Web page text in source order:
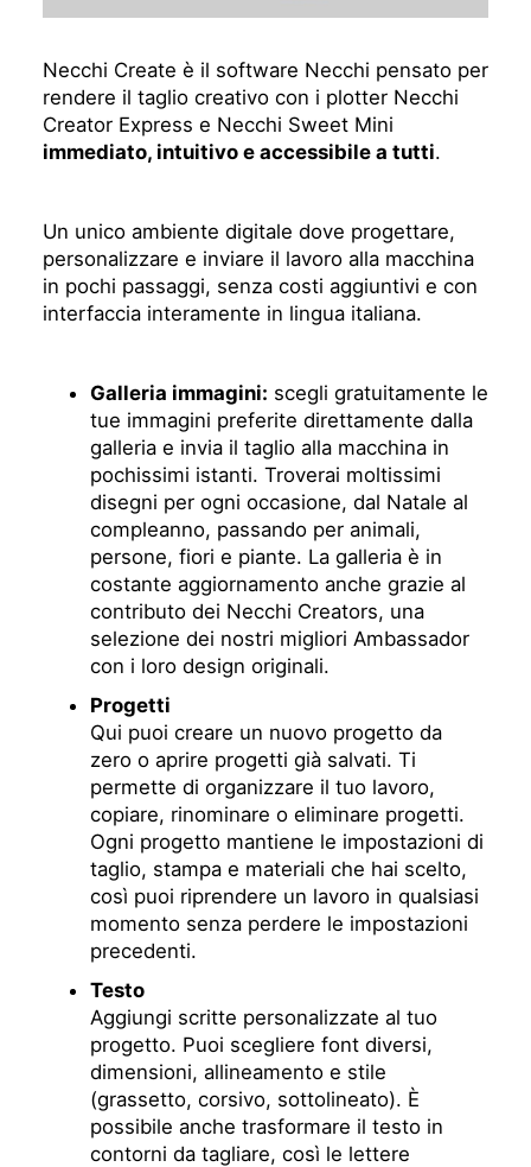
Necchi Create è il software Necchi pensato per
rendere il taglio creativo con i plotter Necchi
Creator Express e Necchi Sweet Mini
immediato, intuitivo e accessibile a tutti.
Un unico ambiente digitale dove progettare,
personalizzare e inviare il lavoro alla macchina
in pochi passaggi, senza costi aggiuntivi e con
interfaccia interamente in lingua italiana.
Galleria immagini: scegli gratuitamente le
tue immagini preferite direttamente dalla
galleria e invia il taglio alla macchina in
pochissimi istanti. Troverai moltissimi
disegni per ogni occasione, dal Natale al
compleanno, passando per animali,
persone, fiori e piante. La galleria è in
costante aggiornamento anche grazie al
contributo dei Necchi Creators, una
selezione dei nostri migliori Ambassador
con i loro design originali.
Progetti
Qui puoi creare un nuovo progetto da
zero o aprire progetti già salvati. Ti
permette di organizzare il tuo lavoro,
copiare, rinominare o eliminare progetti.
Ogni progetto mantiene le impostazioni di
taglio, stampa e materiali che hai scelto,
così puoi riprendere un lavoro in qualsiasi
momento senza perdere le impostazioni
precedenti.
Testo
Aggiungi scritte personalizzate al tuo
progetto. Puoi scegliere font diversi,
dimensioni, allineamento e stile
(grassetto, corsivo, sottolineato). È
possibile anche trasformare il testo in
contorni da tagliare, così le lettere